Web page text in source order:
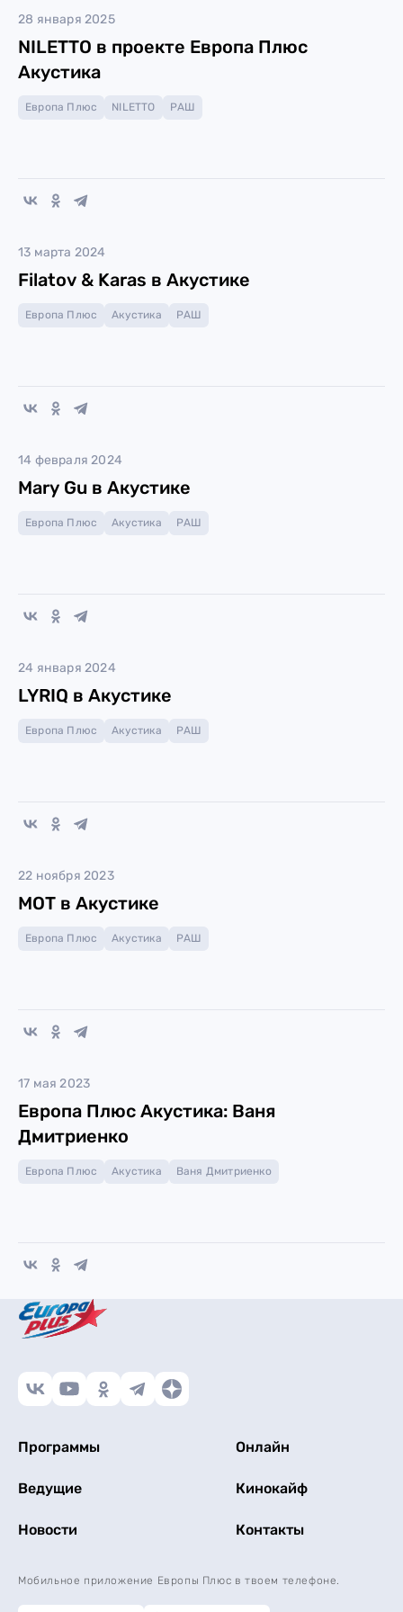
28 января 2025
NILETTO в проекте Европа Плюс
Акустика
Европа Плюс NILETTO РАШ
13 марта 2024
Filatov & Karas в Акустике
Европа Плюс Акустика РАШ
14 февраля 2024
Mary Gu в Акустике
Европа Плюс Акустика РАШ
24 января 2024
LYRIQ в Акустике
Европа Плюс Акустика РАШ
22 ноября 2023
МОТ в Акустике
Европа Плюс Акустика РАШ
17 мая 2023
Европа Плюс Акустика: Ваня
Дмитриенко
Европа Плюс Акустика Ваня Дмитриенко
Программы Онлайн
Ведущие Кинокайф
Новости Контакты
Мобильное приложение Европы Плюс в твоем телефоне.